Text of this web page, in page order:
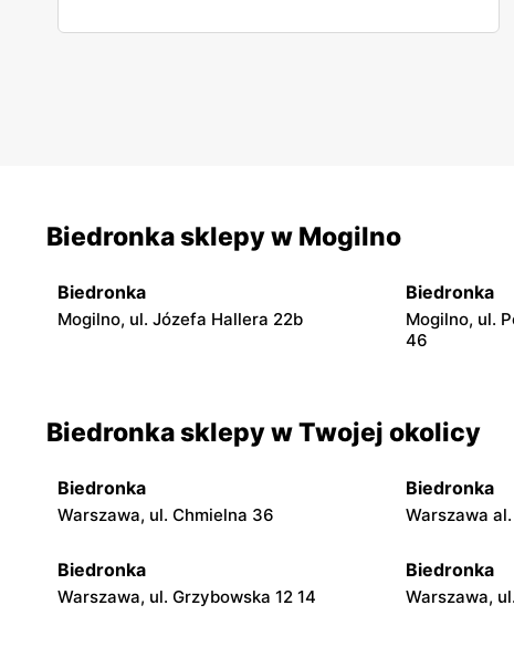
grilla węglowego po gazowego Landmanna za 1199 zł. W
Biedronka sklepy w Mogilno
Biedronka
Mogilno, ul. Józefa Hallera 22b
Biedronka
Mogilno, ul.
46
Biedronka sklepy w Twojej okolicy
Biedronka
Warszawa, ul. Chmielna 36
Biedronka
Warszawa
Biedronka
Warszawa, ul. Grzybowska 12 14
Biedronka
Warszawa,